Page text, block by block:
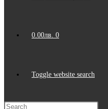
0.00лв. 0
Toggle website search